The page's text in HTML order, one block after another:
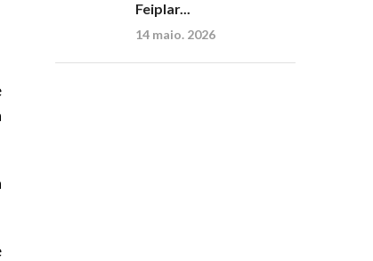
Feiplar...
14 maio. 2026